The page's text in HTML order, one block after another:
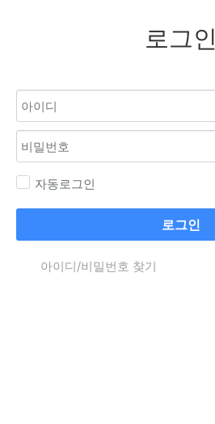
로그인
자동로그인
로그인
아이디/비밀번호 찾기